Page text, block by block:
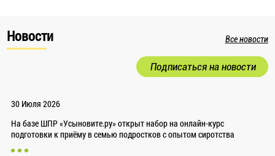
Новости Все новости
Подписаться на новости
30 Июля 2026
На базе ШПР «Усыновите.ру» открыт набор на онлайн-курс
подготовки к приёму в семью подростков с опытом сиротства